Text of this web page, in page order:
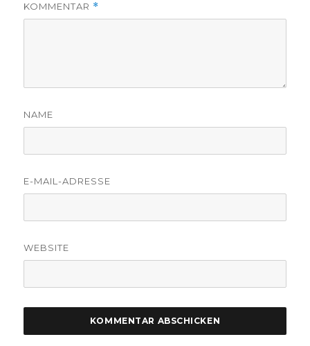
KOMMENTAR *
NAME
E-MAIL-ADRESSE
WEBSITE